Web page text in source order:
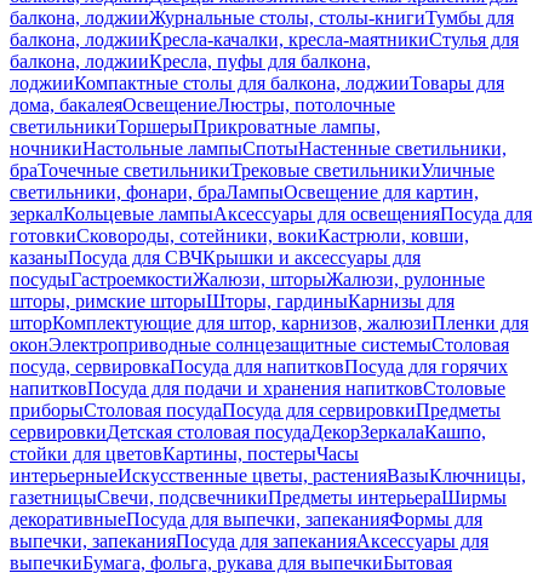
балкона, лоджииЖурнальные столы, столы-книгиТумбы для
балкона, лоджииКресла-качалки, кресла-маятникиСтулья для
балкона, лоджииКресла, пуфы для балкона,
лоджииКомпактные столы для балкона, лоджииТовары для
дома, бакалеяОсвещениеЛюстры, потолочные
светильникиТоршерыПрикроватные лампы,
ночникиНастольные лампыСпотыНастенные светильники,
браТочечные светильникиТрековые светильникиУличные
светильники, фонари, браЛампыОсвещение для картин,
зеркалКольцевые лампыАксессуары для освещенияПосуда для
готовкиСковороды, сотейники, вокиКастрюли, ковши,
казаныПосуда для СВЧКрышки и аксессуары для
посудыГастроемкостиЖалюзи, шторыЖалюзи, рулонные
шторы, римские шторыШторы, гардиныКарнизы для
шторКомплектующие для штор, карнизов, жалюзиПленки для
оконЭлектроприводные солнцезащитные системыСтоловая
посуда, сервировкаПосуда для напитковПосуда для горячих
напитковПосуда для подачи и хранения напитковСтоловые
приборыСтоловая посудаПосуда для сервировкиПредметы
сервировкиДетская столовая посудаДекорЗеркалаКашпо,
стойки для цветовКартины, постерыЧасы
интерьерныеИскусственные цветы, растенияВазыКлючницы,
газетницыСвечи, подсвечникиПредметы интерьераШирмы
декоративныеПосуда для выпечки, запеканияФормы для
выпечки, запеканияПосуда для запеканияАксессуары для
выпечкиБумага, фольга, рукава для выпечкиБытовая